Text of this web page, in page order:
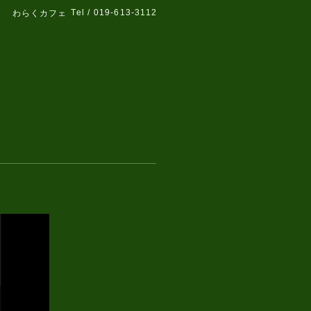
わらくカフェ Tel / 019-613-3112